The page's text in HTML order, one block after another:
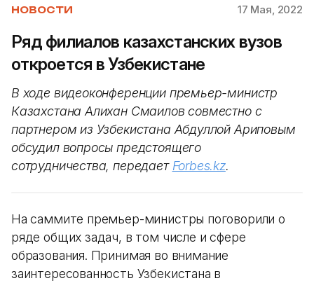
НОВОСТИ 17 Мая, 2022
Ряд филиалов казахстанских вузов
откроется в Узбекистане
В ходе видеоконференции премьер-министр
Казахстана Алихан Смаилов совместно с
партнером из Узбекистана Абдуллой Ариповым
обсудил вопросы предстоящего
сотрудничества, передает Forbes.kz.
На саммите премьер-министры поговорили о
ряде общих задач, в том числе и сфере
образования. Принимая во внимание
заинтересованность Узбекистана в